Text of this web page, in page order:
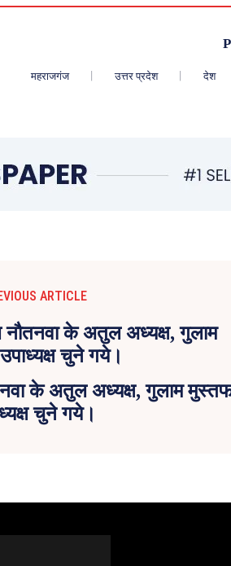
महराजगंज उत्तर प्रदेश देश
ARTICLE
के अतुल अध्यक्ष, गुलाम
चुने गये।